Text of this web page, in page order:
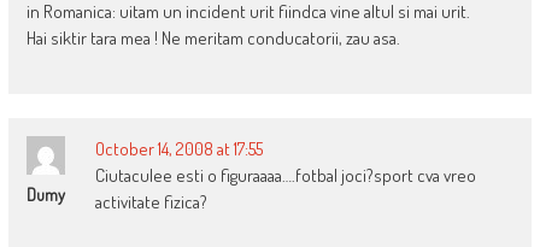
in Romanica: uitam un incident urit fiindca vine altul si mai urit.
Hai siktir tara mea ! Ne meritam conducatorii, zau asa.
Dumy
October 14, 2008 at 17:55
Ciutaculee esti o figuraaaa….fotbal joci?sport cva vreo
activitate fizica?